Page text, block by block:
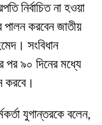
নির্বাচিত না হওয়া
পালন করবেন জাতীয়
সংবিধান
পর ৯০ দিনের মধ্যে
করবে।
যুগান্তরকে বলেন,